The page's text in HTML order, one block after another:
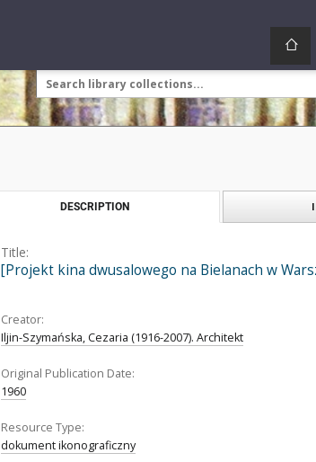
DESCRIPTION
Title:
[Projekt kina dwusalowego na Bielanach w
Creator:
Iljin-Szymańska, Cezaria (1916-2007). Architekt
Original Publication Date:
1960
Resource Type:
dokument ikonograficzny